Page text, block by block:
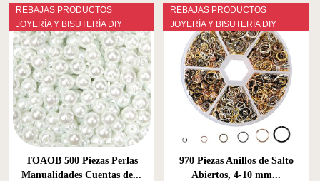
REBAJAS PRODUCTOS
JOYERÍA Y BISUTERÍA DIY
TOAOB 500 Piezas Perlas
Manualidades Cuentas de...
REBAJAS PRODUCTOS
JOYERÍA Y BISUTERÍA DIY
970 Piezas Anillos de Salto
Abiertos, 4-10 mm...